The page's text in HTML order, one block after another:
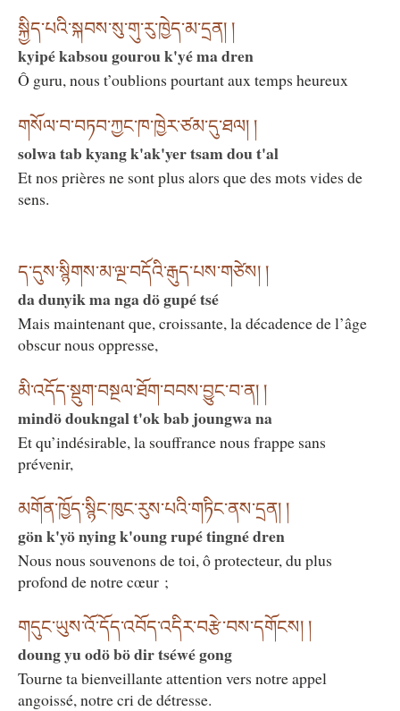
སྐྱིད་པའི་སྐབས་སུ་གུ་རུ་ཁྱེད་མ་དྲན། །
kyipé kabsou gourou k'yé ma dren
Ô guru, nous t’oublions pourtant aux temps heureux
གསོལ་བ་བཏབ་ཀྱང་ཁ་ཁྱེར་ཙམ་དུ་ཐལ། །
solwa tab kyang k'ak'yer tsam dou t'al
Et nos prières ne sont plus alors que des mots vides de
sens.
ད་དུས་སྙིགས་མ་ལྔ་བདོའི་རྒུད་པས་གཙེས། །
da dunyik ma nga dö gupé tsé
Mais maintenant que, croissante, la décadence de l’âge
obscur nous oppresse,
མི་འདོད་སྡུག་བསྔལ་ཐོག་བབས་བྱུང་བ་ན། །
mindö doukngal t'ok bab joungwa na
Et qu’indésirable, la souffrance nous frappe sans
prévenir,
མགོན་ཁྱོད་སྙིང་ཁུང་རུས་པའི་གཏིང་ནས་དྲན། །
gön k'yö nying k'oung rupé tingné dren
Nous nous souvenons de toi, ô protecteur, du plus
profond de notre cœur ;
གདུང་ཡུས་འོ་དོད་འབོད་འདིར་བརྩེ་བས་དགོངས། །
doung yu odö bö dir tséwé gong
Tourne ta bienveillante attention vers notre appel
angoissé, notre cri de détresse.